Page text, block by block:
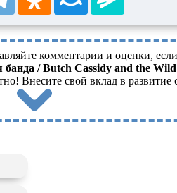
комментарии и оценки,
банда / Butch Cassidy and the
Внесите свой вклад в развитие